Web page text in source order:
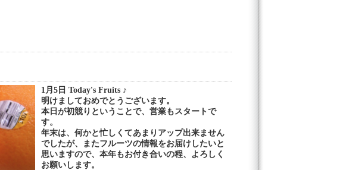
1月5日 Today's Fruits ♪
明けましておめでとうございます。
本日が初競りということで、営業もスタートで
す。
年末は、何かと忙しくてあまりアップ出来ません
でしたが、またフルーツの情報をお届けしたいと
思いますので、本年もお付き合いの程、よろしく
お願いします。